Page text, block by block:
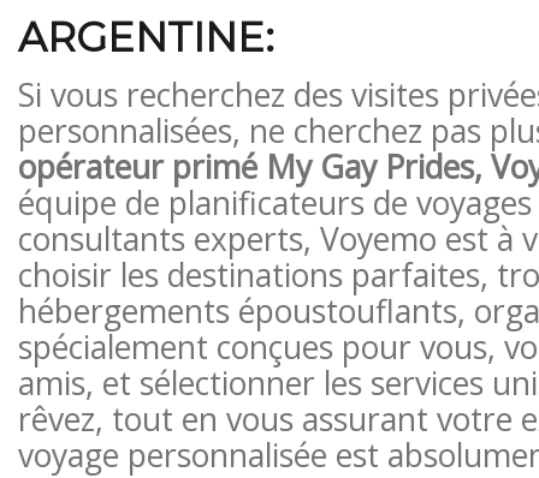
ARGENTINE:
Si vous recherchez des visites
personnalisées, ne cherchez pas
opérateur primé My Gay Prides,
équipe de planificateurs de
consultants experts, Voyemo est à
choisir les destinations parfaites,
hébergements époustouflants,
spécialement conçues pour vous,
amis, et sélectionner les services
rêvez, tout en vous assurant votre
voyage personnalisée est